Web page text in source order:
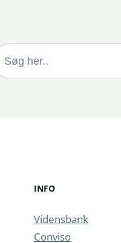
INFO
Vidensbank
Conviso